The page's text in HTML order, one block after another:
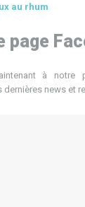
au rhum
page
à notre
dernières news et